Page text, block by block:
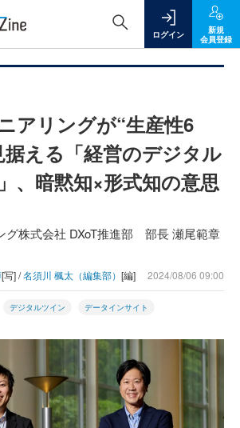
ログイン
新規
会員登録
アリングが“生産性6
える「経営のデジタル
、暗黙知×形式知の意思
グ株式会社 DXoT推進部 部長 瀬尾範章
[写] /名須川 楓太（編集部） [編] 2024/08/06 09:00
デジタルツイン データインサイト